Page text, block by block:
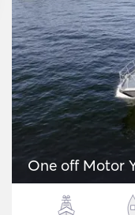
One off Motor